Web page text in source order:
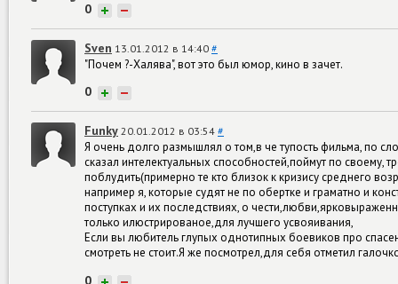
0 + −
Sven 13.01.2012 в 14:40 #
"Почем ?-Халява", вот это был юмор, кино в зачет.
0 + −
Funky 20.01.2012 в 03:54 #
Я очень долго размышлял о том,в че тупость фильма, по
сказал интелектуальных способностей,поймут по
поблудить(примерно те кто близок к кризису среднего
например я, которые судят не по обертке и граматно и
поступках и их последствиях, о
только илюстрированое,для лучшего усвояивания,
Если вы любитель глупых однотипных боевиков про
смотреть не стоит.Я же посмотрел,для себя отметил
0